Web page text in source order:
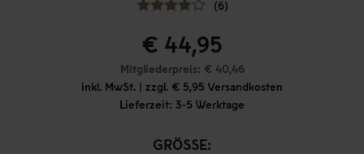
(6)
€ 44,95
Mitgliederpreis: € 40,46
inkl. MwSt. | zzgl. € 5,95 Versandkosten
Lieferzeit: 3-5 Werktage
GRÖSSE: